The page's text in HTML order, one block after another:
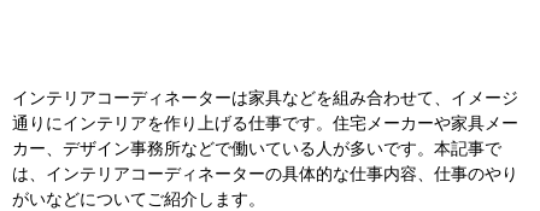
インテリアコーディネーターは家具などを組み合わせて、イメージ
通りにインテリアを作り上げる仕事です。住宅メーカーや家具メー
カー、デザイン事務所などで働いている人が多いです。本記事で
は、インテリアコーディネーターの具体的な仕事内容、仕事のやり
がいなどについてご紹介します。